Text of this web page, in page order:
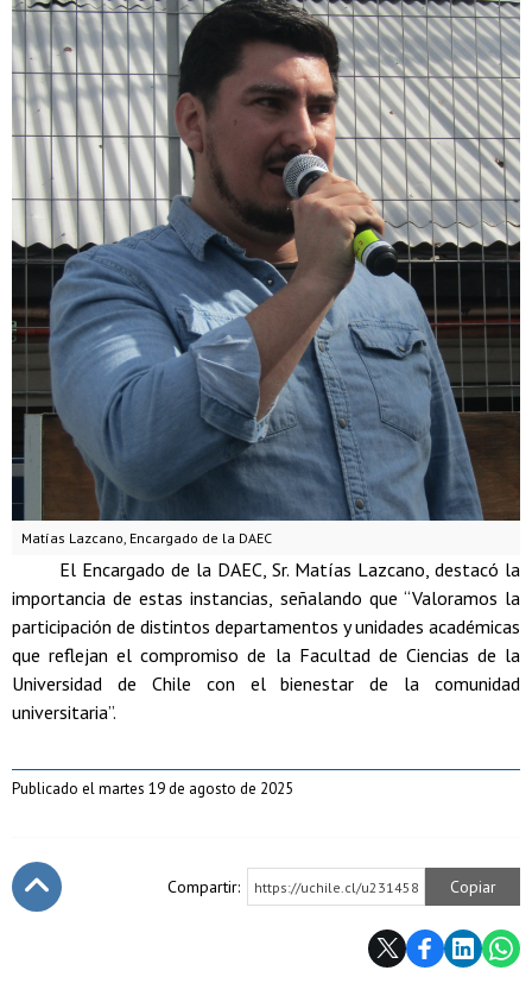
Matías Lazcano, Encargado de la DAEC
El Encargado de la DAEC, Sr. Matías Lazcano, destacó la
importancia de estas instancias, señalando que “Valoramos la
participación de distintos departamentos y unidades académicas
que reflejan el compromiso de la Facultad de Ciencias de la
Universidad de Chile con el bienestar de la comunidad
universitaria”.
Publicado el martes 19 de agosto de 2025
Compartir: https://uchile.cl/u231458 Copiar